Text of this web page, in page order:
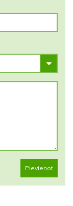
Pievienot